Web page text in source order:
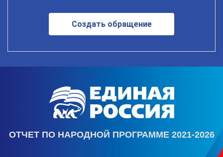
Создать обращение
ОТЧЕТ ПО НАРОДНОЙ ПРОГРАММЕ 2021-2026